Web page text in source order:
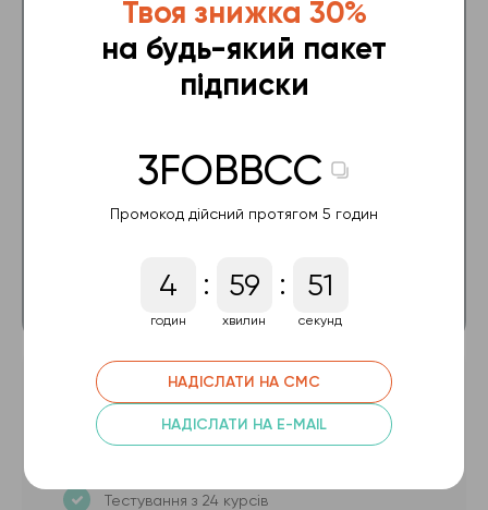
Усі відеокурси на 6 місяців
Тестування з 16 курсів
Консультація з тренером 60 хв
ПРИДБАТИ
Преміум Plus
Тестування з 24 курсів
Твоя знижка 30%
на будь-який пакет
підписки
3FOBBCC
Промокод дійсний протягом 5 годин
4
годин
: 59
хвилин
: 51
секунд
НАДІСЛАТИ НА СМС
НАДІСЛАТИ НА E-MAIL